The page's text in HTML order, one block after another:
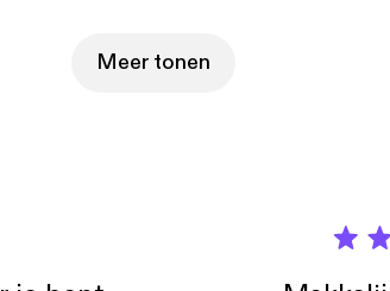
Dijkhoff & Segers is een podcast van Dag en Nacht
Meer tonen